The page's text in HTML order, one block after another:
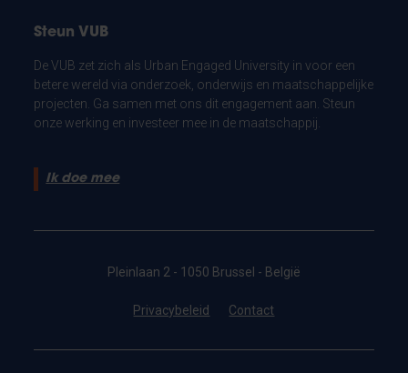
Steun VUB
De VUB zet zich als Urban Engaged University in voor een
betere wereld via onderzoek, onderwijs en maatschappelijke
projecten. Ga samen met ons dit engagement aan. Steun
onze werking en investeer mee in de maatschappij.
Ik doe mee
Pleinlaan 2 - 1050 Brussel - België
Privacybeleid Contact